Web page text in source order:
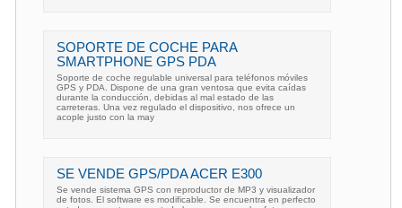
SOPORTE DE COCHE PARA
SMARTPHONE GPS PDA
Soporte de coche regulable universal para teléfonos móviles
GPS y PDA. Dispone de una gran ventosa que evita caídas
durante la conducción, debidas al mal estado de las
carreteras. Una vez regulado el dispositivo, nos ofrece un
acople justo con la may
SE VENDE GPS/PDA ACER E300
Se vende sistema GPS con reproductor de MP3 y visualizador
de fotos. El software es modificable. Se encuentra en perfecto